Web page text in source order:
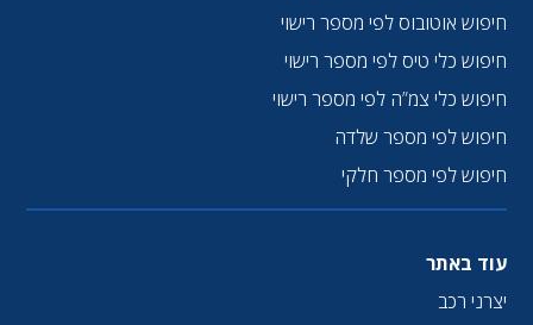
חיפוש אוטובוס לפי מספר רישוי
חיפוש כלי טיס לפי מספר רישוי
חיפוש כלי צמ”ה לפי מספר רישוי
חיפוש לפי מספר שלדה
חיפוש לפי מספר חלקי
עוד באתר
יצרני רכב